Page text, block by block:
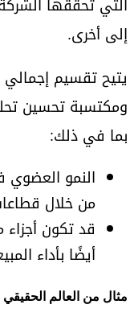
التي تحققها
إلى أخرى.
يتيح تقسيم
ومكتسبة تحسين
بما في ذلك:
النمو العضوي
من خلال
قد تكون
أيضًا بأداء
مثال من العالم